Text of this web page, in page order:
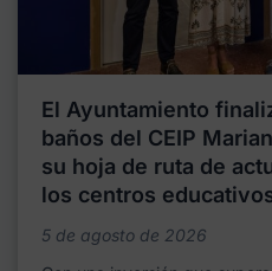
El Ayuntamiento
baños del CEIP
su hoja de ruta de
los centros
5 de agosto de 2026